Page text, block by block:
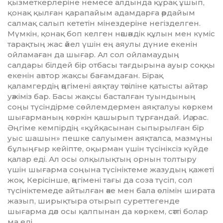
қызметкерлеріне немесе алдында құрақ ұшып,
қонақ қыл­ған қарапайым адамдарға әрдайым
салмақ салып кететін мінездеріне негізделген.
Мүмкін, қонақ боп келген нәшәндік құлын мен күміс
тарақтың жас әйел үшін ең аяулы дүние екенін
ойламаған да шығар. Ал сол ойламаудың
салдары білдей бір отбасы тағдырына ауыр соққы
екенін автор жақсы бағамдаған. Бірақ
қаламгердің әңгімені аяқтау тәсіліне қа­тыс­ты айтар
уәжіміз бар. Басы жақсы бас­талған туындының
соңы түсіндірме сөй­лем­дермен аяқталуы көркем
шығарма­ның көркін қашырып тұрғандай. Иә, рас.
Әңгіме кемпірдің «құйқасынан сыпы­рыл­ған бір
уыс шашын» пешке салуымен аяқ­тал­са, мазмұны
бұлыңғыр кейіпте, оқырман үшін түсініксіз күйде
қалар еді. Ал осы олқылықтың орнын толтыру
үшін шығар­ма соңына түсініктеме жазудың қажеті
жоқ. Керісінше, әңгімені тағы да соза тү­сіп, сол
түсініктемеде айтылған әке мен бала өлімін ширата
жазып, ширықтыра отырып суреттегенде
шығарма дәл осы қалпынан да көркем, сәтті болар